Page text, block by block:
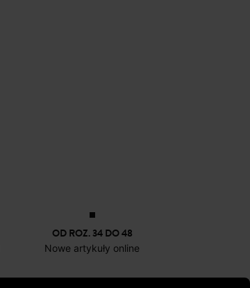
OD ROZ. 34 DO 48
Nowe artykuły online